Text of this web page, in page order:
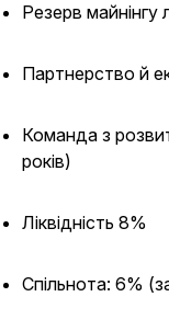
Резерв майнінгу
Партнерство й
Команда з
років)
Ліквідність 8%
Спільнота: 6%